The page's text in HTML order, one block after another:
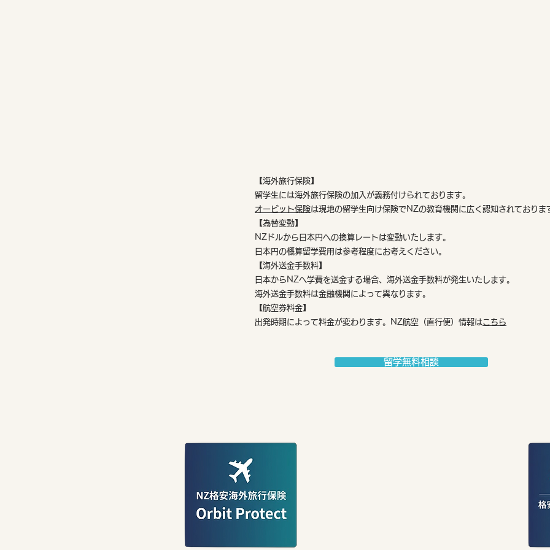
【海外旅行保険】
留学生には海外旅行保険の加入が義務付けられております。
​オービット保険は現地の留学生向け保険でNZの教育機関に広く認知されておりま
【為替変動】
​NZドルから日本円への換算レートは変動いたします。
日本円の概算留学費用は参考程度にお考えください。
【海外送金手数料】
日本からNZへ学費を送金する場合、海外送金手数料が発生いたします。
海外送金手数料は金融機関によって異なります。
【航空券料金】
出発時期によって料金が変わります。NZ航空（直行便）情報はこちら
留学無料相談